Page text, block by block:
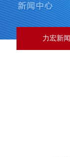
力宏新闻